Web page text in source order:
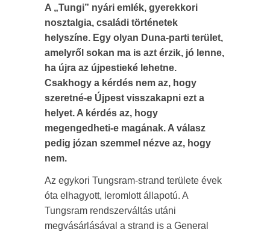
A „Tungi” nyári emlék, gyerekkori
nosztalgia, családi történetek
helyszíne. Egy olyan Duna-parti terület,
amelyről sokan ma is azt érzik, jó lenne,
ha újra az újpestieké lehetne.
Csakhogy a kérdés nem az, hogy
szeretné-e Újpest visszakapni ezt a
helyet. A kérdés az, hogy
megengedheti-e magának. A válasz
pedig józan szemmel nézve az, hogy
nem.
Az egykori Tungsram-strand területe évek
óta elhagyott, leromlott állapotú. A
Tungsram rendszerváltás utáni
megvásárlásával a strand is a General